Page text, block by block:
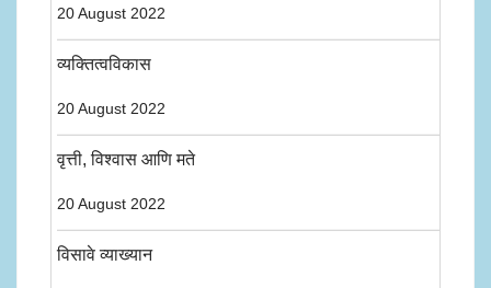
20 August 2022
व्यक्तित्वविकास
20 August 2022
वृत्ती, विश्वास आणि मते
20 August 2022
विसावे व्याख्यान